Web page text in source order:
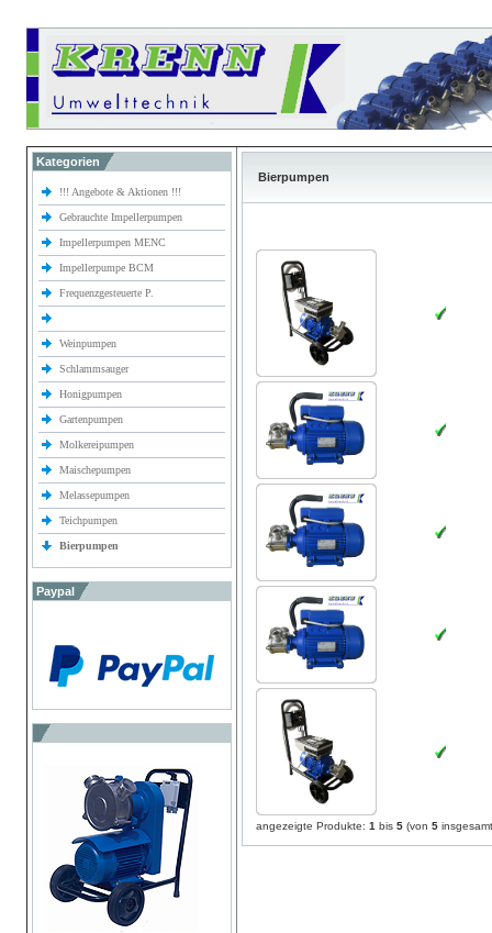
Kategorien
!!! Angebote & Aktionen !!!
Gebrauchte Impellerpumpen
Impellerpumpen MENC
Impellerpumpe BCM
Frequenzgesteuerte P.
Weinpumpen
Schlammsauger
Honigpumpen
Gartenpumpen
Molkereipumpen
Maischepumpen
Melassepumpen
Teichpumpen
Bierpumpen
Paypal
Bierpumpen
angezeigte Produkte: 1 bis 5 (von 5